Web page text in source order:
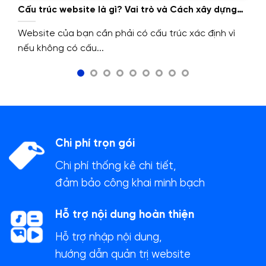
Cấu trúc website là gì? Vai trò và Cách xây dựng
cấu trúc website.
Website của bạn cần phải có cấu trúc xác định vì
nếu không có cấu...
Chi phí trọn gói
Chi phí thống kê chi tiết,
đảm bảo công khai minh bạch
Hỗ trợ nội dung hoàn thiện
Hỗ trợ nhập nội dung,
hướng dẫn quản trị website